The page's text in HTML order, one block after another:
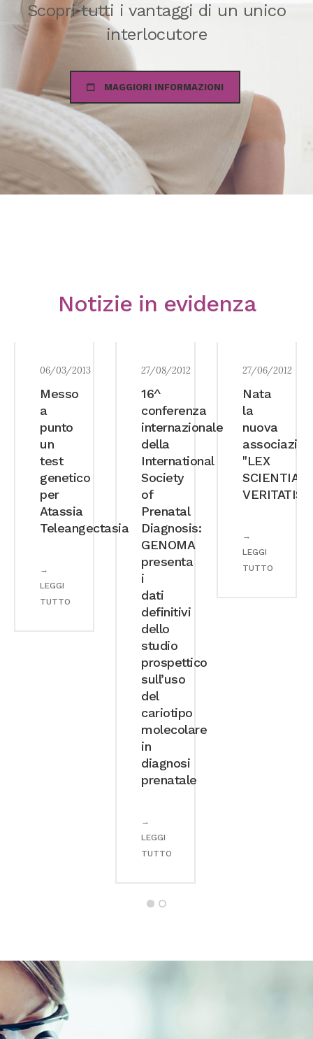
Scopri tutti i vantaggi di un unico
interlocutore
MAGGIORI INFORMAZIONI
Notizie in evidenza
06/03/2013
Messo
a
punto
un
test
genetico
per
Atassia
Teleangectasia
→
LEGGI
TUTTO
27/08/2012
16^
conferenza
internazionale
della
International
Society
of
Prenatal
Diagnosis:
GENOMA
presenta
i
dati
definitivi
dello
studio
prospettico
sull’uso
del
cariotipo
molecolare
in
diagnosi
prenatale
→
LEGGI
TUTTO
27/06/2012
Nata
la
nuova
"LEX
SCIENTIA
VERITATIS"
→
LEGGI
TUTTO